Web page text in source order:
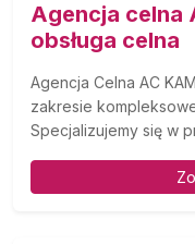
Agencja celna
obsługa celna
Agencja Celna AC
zakresie
Specjalizujemy się w